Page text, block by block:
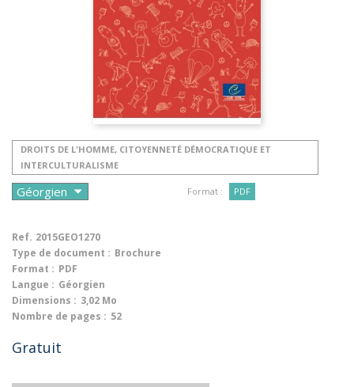
DROITS DE L'HOMME, CITOYENNETÉ DÉMOCRATIQUE ET
INTERCULTURALISME
Format : PDF
Ref. 2015GEO1270
Type de document : Brochure
Format : PDF
Langue : Géorgien
Dimensions : 3,02 Mo
Nombre de pages : 52
Gratuit